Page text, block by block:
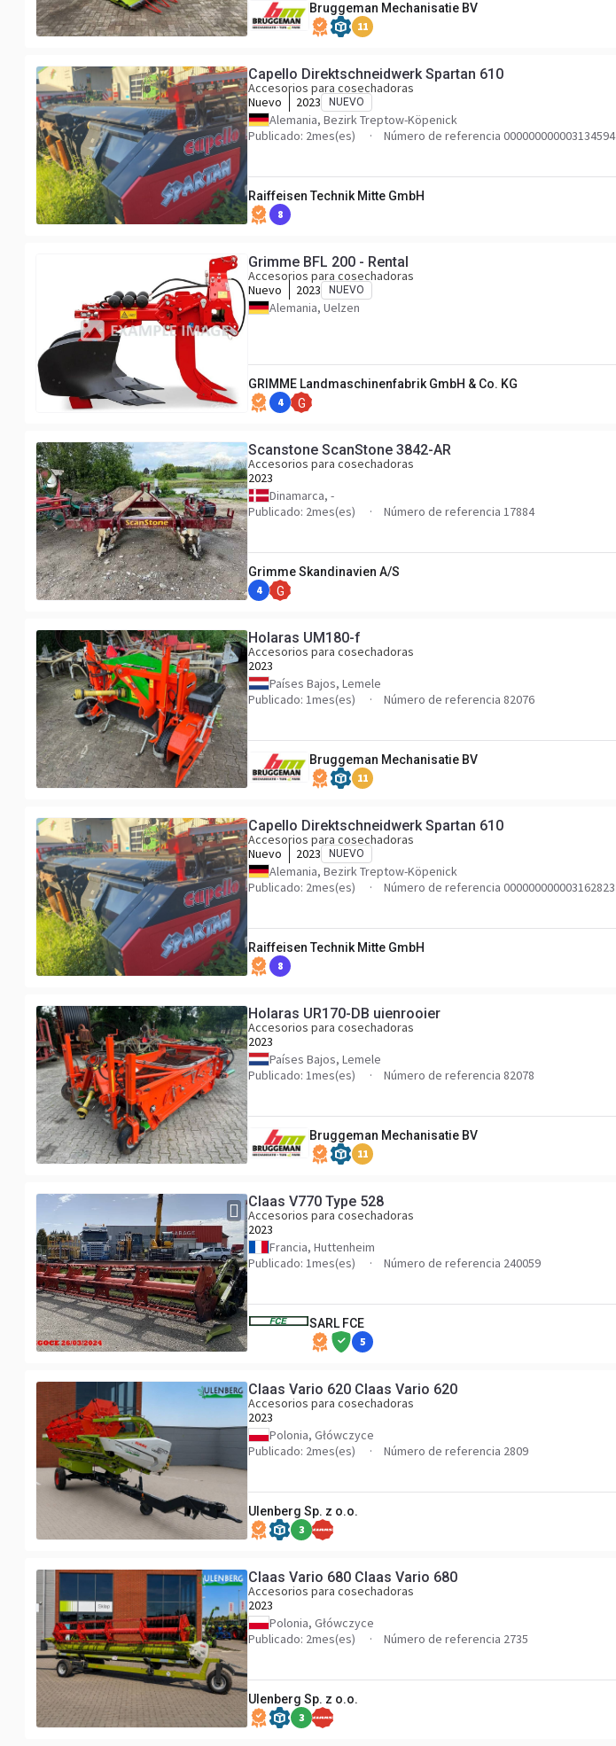
Bruggeman Mechanisatie BV
11
Capello Direktschneidwerk Spartan 610
Accesorios para cosechadoras
Nuevo
2023 NUEVO
Alemania, Bezirk Treptow-Köpenick
Publicado: 2mes(es)
Número de referencia 000000000003134594
Raiffeisen Technik Mitte GmbH
8
Grimme BFL 200 - Rental
Accesorios para cosechadoras
Nuevo
2023 NUEVO
Alemania, Uelzen
GRIMME Landmaschinenfabrik GmbH & Co. KG
4 G
Scanstone ScanStone 3842-AR
Accesorios para cosechadoras
2023
Dinamarca, -
Publicado: 2mes(es)
Número de referencia 17884
Grimme Skandinavien A/S
4 G
Holaras UM180-f
Accesorios para cosechadoras
2023
Países Bajos, Lemele
Publicado: 1mes(es)
Número de referencia 82076
Bruggeman Mechanisatie BV
11
Capello Direktschneidwerk Spartan 610
Accesorios para cosechadoras
Nuevo
2023 NUEVO
Alemania, Bezirk Treptow-Köpenick
Publicado: 2mes(es)
Número de referencia 000000000003162823
Raiffeisen Technik Mitte GmbH
8
Holaras UR170-DB uienrooier
Accesorios para cosechadoras
2023
Países Bajos, Lemele
Publicado: 1mes(es)
Número de referencia 82078
Bruggeman Mechanisatie BV
11
Claas V770 Type 528
Accesorios para cosechadoras
2023
Francia, Huttenheim
Publicado: 1mes(es)
Número de referencia 240059
SARL FCE
5
Claas Vario 620 Claas Vario 620
Accesorios para cosechadoras
2023
Polonia, Główczyce
Publicado: 2mes(es)
Número de referencia 2809
Ulenberg Sp. z o.o.
3
Claas Vario 680 Claas Vario 680
Accesorios para cosechadoras
2023
Polonia, Główczyce
Publicado: 2mes(es)
Número de referencia 2735
Ulenberg Sp. z o.o.
3